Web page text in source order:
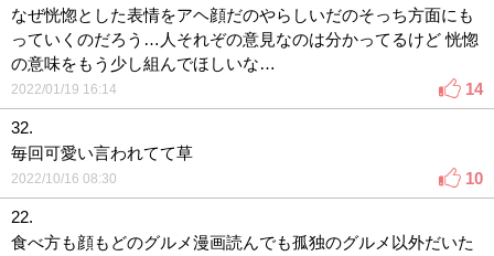
なぜ恍惚とした表情をアヘ顔だのやらしいだのそっち方面にも
っていくのだろう…人それぞの意見なのは分かってるけど 恍惚
の意味をもう少し組んでほしいな…
2022/01/19 16:14 14
32.
毎回可愛い言われてて草
2022/10/16 08:30 10
22.
食べ方も顔もどのグルメ漫画読んでも孤独のグルメ以外だいた